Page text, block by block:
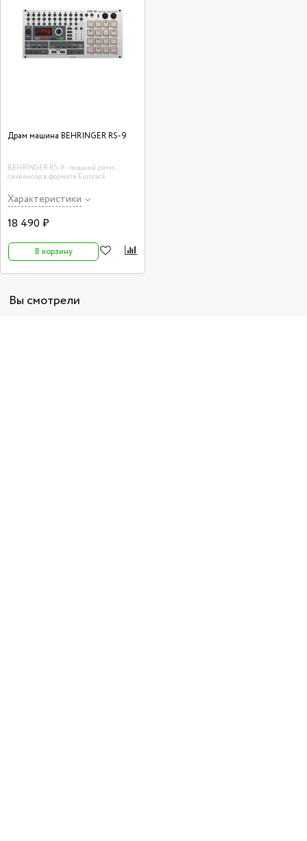
Драм машина BEHRINGER RS-9
BEHRINGER RS-9 - мощный ритм-
секвенсор в формате Eurorack
Характеристики
18 490 ₽
В корзину
Вы смотрели